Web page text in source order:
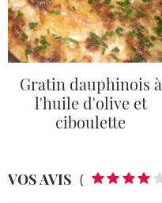
Gratin dauphinois à
l'huile d'olive et
ciboulette
VOS AVIS (